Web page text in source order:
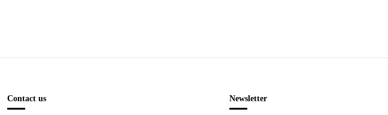
Contact us Newsletter